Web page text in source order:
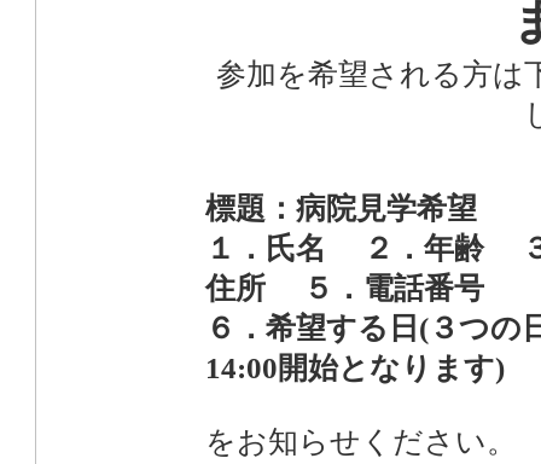
参加を希望される方は
標題：病院見学希望
１．氏名 ２．年齢
住所 ５．電話番号
６．希望する日(３つ
14:00開始となります)
をお知らせください。